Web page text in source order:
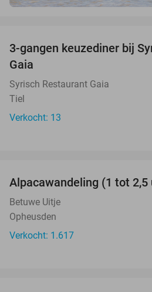
3-gangen keuzediner bij
Gaia
Syrisch Restaurant Gaia
Tiel
Verkocht: 13
Alpacawandeling (1 tot 2,5
Betuwe Uitje
Opheusden
Verkocht: 1.617